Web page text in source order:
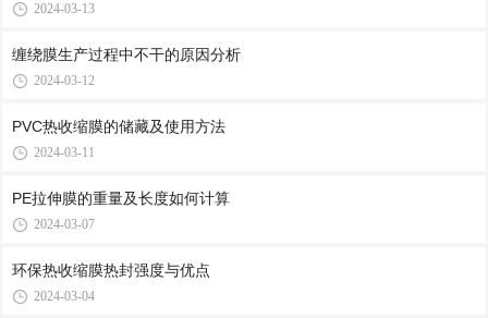
2024-03-13
缠绕膜生产过程中不干的原因分析
2024-03-12
PVC热收缩膜的储藏及使用方法
2024-03-11
PE拉伸膜的重量及长度如何计算
2024-03-07
环保热收缩膜热封强度与优点
2024-03-04